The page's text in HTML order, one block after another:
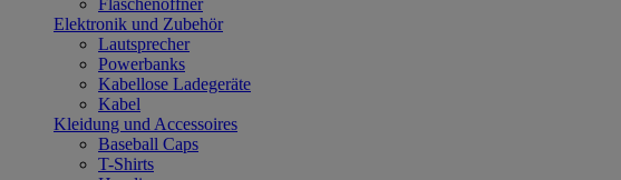
Flaschenöffner
Elektronik und Zubehör
Lautsprecher
Powerbanks
Kabellose Ladegeräte
Kabel
Kleidung und Accessoires
Baseball Caps
T-Shirts